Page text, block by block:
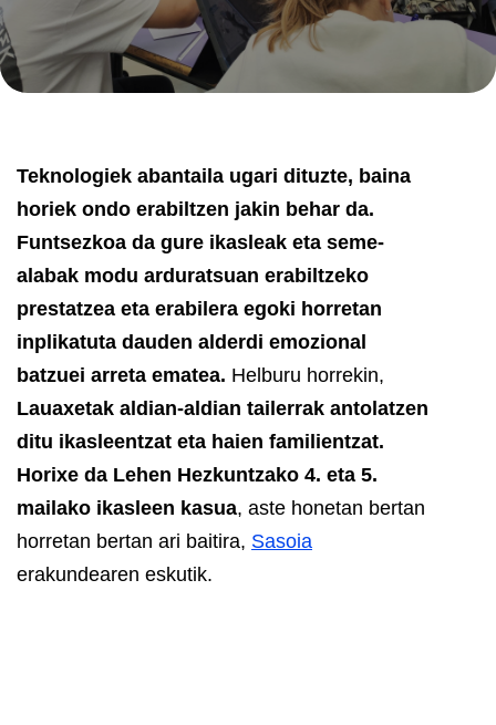
Teknologiek abantaila ugari dituzte, baina
horiek ondo erabiltzen jakin behar da.
Funtsezkoa da gure ikasleak eta seme-
alabak modu arduratsuan erabiltzeko
prestatzea eta erabilera egoki horretan
inplikatuta dauden alderdi emozional
batzuei arreta ematea. Helburu horrekin,
Lauaxetak aldian-aldian tailerrak antolatzen
ditu ikasleentzat eta haien familientzat.
Horixe da Lehen Hezkuntzako 4. eta 5.
mailako ikasleen kasua, aste honetan bertan
horretan bertan ari baitira, Sasoia
erakundearen eskutik.